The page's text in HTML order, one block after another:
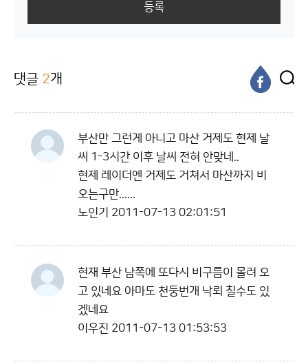
등록
댓글 2개
부산만 그런게 아니고 마산 거제도 현제 날
씨 1-3시간 이후 날씨 전혀 안맞네..
현제 레이더엔 거제도 거쳐서 마산까지 비
오는구만......
노인기 2011-07-13 02:01:51
현재 부산 남쪽에 또다시 비구름이 몰려 오
고 있네요 아마도 천둥번개 낙뢰 칠수도 있
겠네요
이우진 2011-07-13 01:53:53